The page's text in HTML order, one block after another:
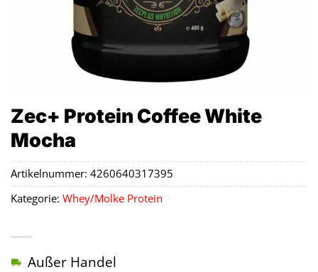
Zec+ Protein Coffee White
Mocha
Außer Handel
Artikelnummer: 4260640317395
Kategorie: Whey/Molke Protein